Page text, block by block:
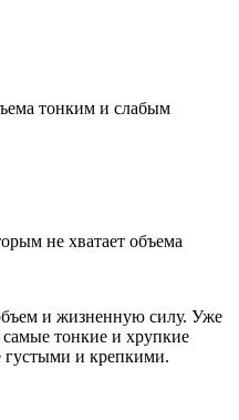
тонким и слабым
не хватает объема
и жизненную силу. Уже
тонкие и хрупкие
густыми и крепкими.